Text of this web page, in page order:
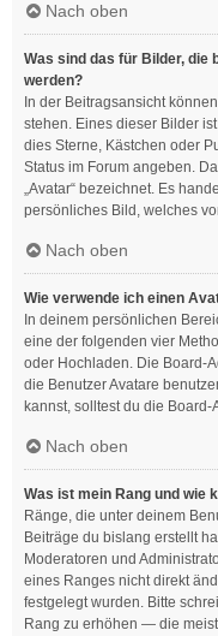
Nach oben
Was sind das für Bilder, die
werden?
In der Beitragsansicht
stehen. Eines dieser Bilder
dies Sterne, Kästchen oder
Status im Forum angeben.
„Avatar“ bezeichnet. Es
persönliches Bild, welches
Nach oben
Wie verwende ich einen
In deinem persönlichen
eine der folgenden vier
oder Hochladen. Die Board-
die Benutzer Avatare
kannst, solltest du die
Nach oben
Was ist mein Rang und wie
Ränge, die unter deinem
Beiträge du bislang erstellt
Moderatoren und
eines Ranges nicht direkt
festgelegt wurden. Bitte
Rang zu erhöhen — die